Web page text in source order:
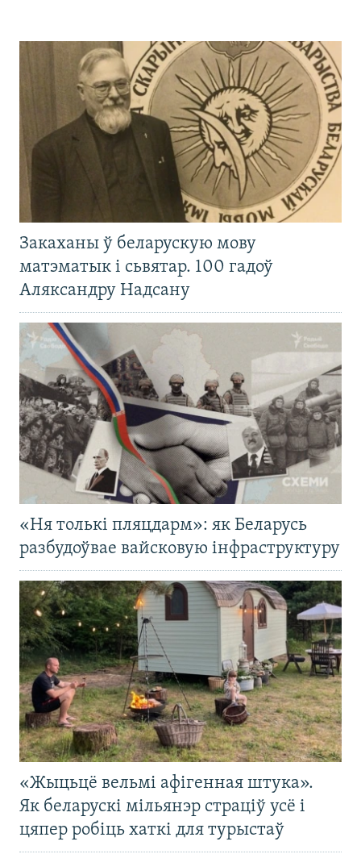
Закаханы ў беларускую мову
матэматык і сьвятар. 100 гадоў
Аляксандру Надсану
«Ня толькі пляцдарм»: як Беларусь
разбудоўвае вайсковую інфраструктуру
«Жыцьцё вельмі афігенная штука».
Як беларускі мільянэр страціў усё і
цяпер робіць хаткі для турыстаў